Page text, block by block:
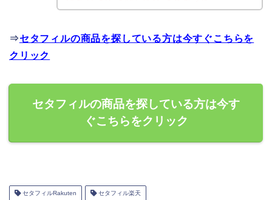
⇒セタフィルの商品を探している方は今すぐこちらを
クリック
セタフィルの商品を探している方は今す
ぐこちらをクリック
セタフィルRakuten セタフィル楽天